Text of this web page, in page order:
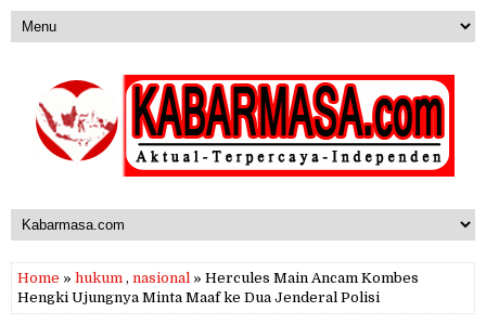
Home » hukum , nasional » Hercules Main Ancam Kombes
Hengki Ujungnya Minta Maaf ke Dua Jenderal Polisi